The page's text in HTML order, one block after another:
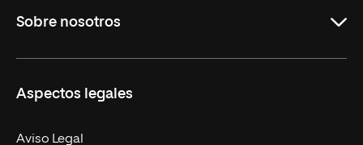
Másteres Oficiales
Doctorados
Experto Universitario
Sobre nosotros
Facultades
Nuestro Equipo
Aspectos legales
Aviso Legal